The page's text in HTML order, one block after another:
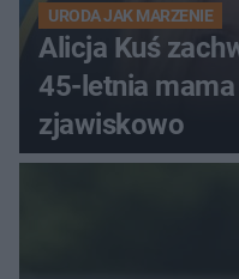
URODA JAK MARZENIE
Alicja Kuś
45-letnia
zjawiskowo